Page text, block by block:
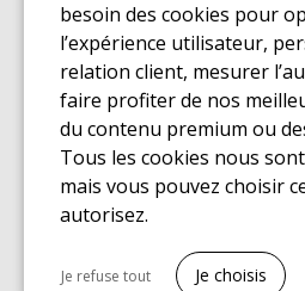
Guide d'achat pour les trampolines de
GUIDE DE MONTAGE
Guide de montage pour les trampolines
GUIDE D'ENTRETIEN
Guide d'entretien des trampolines de
GUIDE DÉCOUVERTE
Guide de découverte des trampolines
GUIDE D'ACHAT PIÈCES DE RECHANGE
besoin des cookies pour
l’expérience utilisateur,
relation client, mesurer
faire profiter de nos
du contenu premium ou
Tous les cookies nous
mais vous pouvez choisir
autorisez.
Je refuse tout Je choisis